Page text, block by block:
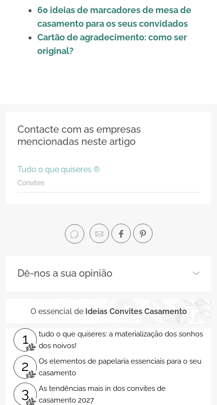
60 ideias de marcadores de mesa de
casamento para os seus convidados
Cartão de agradecimento: como ser
original?
Contacte com as empresas
mencionadas neste artigo
Tudo o que quiseres ®
Convites
Dê-nos a sua opinião
O essencial de Ideias Convites Casamento
1
tudo o que quiseres: a materialização dos sonhos
dos noivos!
2
Os elementos de papelaria essenciais para o seu
casamento
3
As tendências mais in dos convites de
casamento 2027